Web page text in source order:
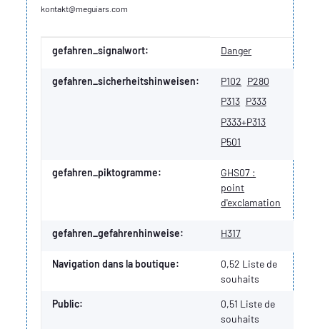
kontakt@meguiars.com
Valeur
Fabricant
gefahren_signalwort: Danger
gefahren_sicherheitshinweisen: P102 P280
P313 P333
P333+P313
P501
gefahren_piktogramme:
GHS07 :
point
d'exclamation
gefahren_gefahrenhinweise: H317
Navigation dans la boutique:
0,52 Liste de
souhaits
Public: 0,51 Liste de
souhaits